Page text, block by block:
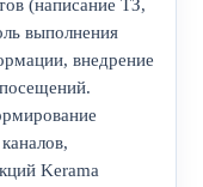
(написание ТЗ,
выполнения
внедрение
Kerama